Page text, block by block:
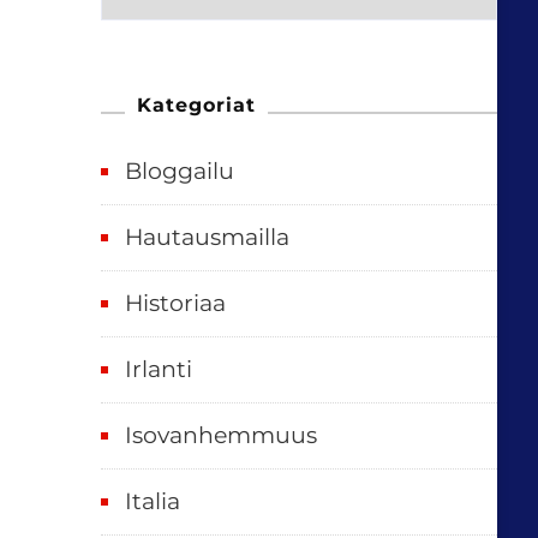
e
e
v
u
o
e
t
,
Kategoriat
Bloggailu
Hautausmailla
Historiaa
Irlanti
Isovanhemmuus
Italia